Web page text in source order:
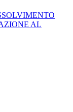
AL